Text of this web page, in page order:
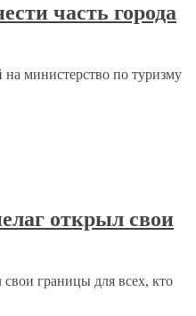
часть города
министерство по туризму
открыл свои
границы для всех, кто